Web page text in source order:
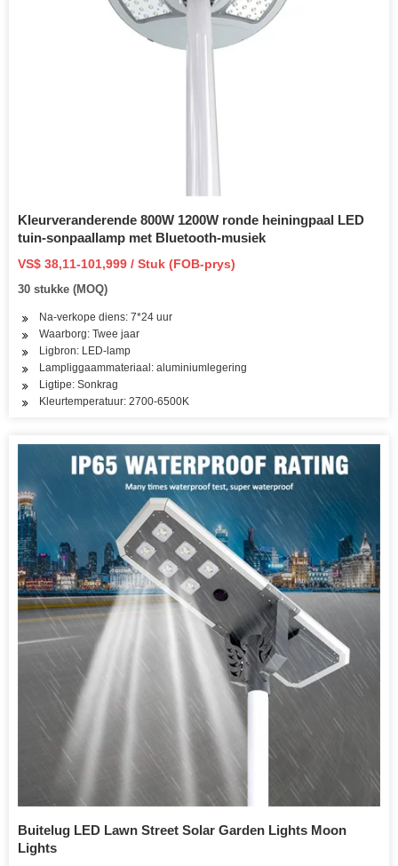
Kleurveranderende 800W 1200W ronde heiningpaal LED
tuin-sonpaallamp met Bluetooth-musiek
VS$ 38,11-101,999 / Stuk (FOB-prys)
30 stukke (MOQ)
Na-verkope diens: 7*24 uur
Waarborg: Twee jaar
Ligbron: LED-lamp
Lampliggaammateriaal: aluminiumlegering
Ligtipe: Sonkrag
Kleurtemperatuur: 2700-6500K
Buitelug LED Lawn Street Solar Garden Lights Moon
Lights